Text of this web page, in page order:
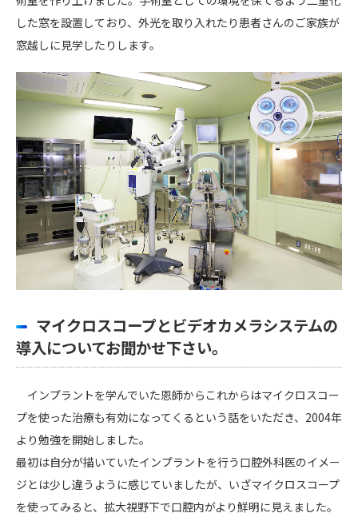
した窓を設置しており、外光を取り入れたり患者さんのご家族が
窓越しに見学したりします。
マイクロスコープとビデオカメラシステムの
導入についてお聞かせ下さい。
インプラントを学んでいた恩師からこれからはマイクロスコー
プを使った治療も有効になってくるという話をいただき、2004年
より勉強を開始しました。
最初は自分が描いていたインプラントを行う口腔外科医のイメー
ジとは少し違うように感じていましたが、いざマイクロスコープ
を使ってみると、拡大視野下で口腔内がより鮮明に見えました。